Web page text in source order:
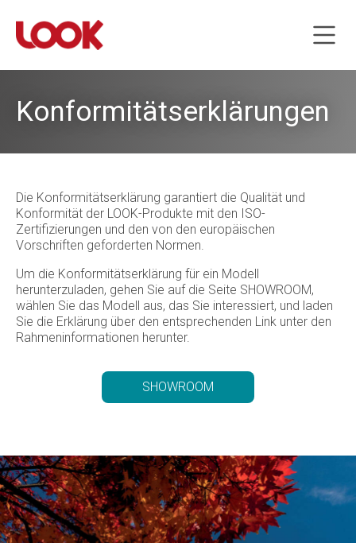
Konformitätserklärungen
Die Konformitätserklärung garantiert die Qualität und
Konformität der LOOK-Produkte mit den ISO-
Zertifizierungen und den von den europäischen
Vorschriften geforderten Normen.
Um die Konformitätserklärung für ein Modell
herunterzuladen, gehen Sie auf die Seite SHOWROOM,
wählen Sie das Modell aus, das Sie interessiert, und laden
Sie die Erklärung über den entsprechenden Link unter den
Rahmeninformationen herunter.
SHOWROOM